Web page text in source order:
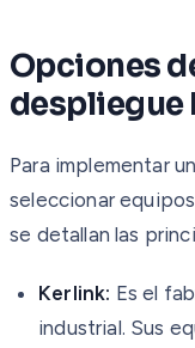
Opciones
despliegue
Para implementar
seleccionar
se detallan las
Kerlink: Es el
industrial. Sus